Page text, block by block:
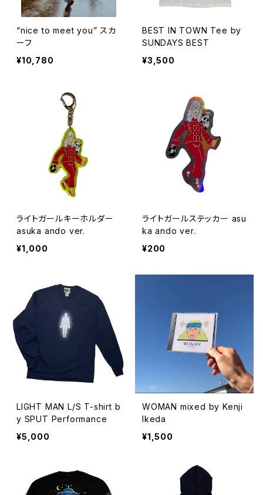
“nice to meet you” スカ
ーフ
¥10,780
BEST IN TOWN Tee by
SUNDAYS BEST
¥3,500
ライトガールキーホルダー
asuka ando ver.
¥1,000
ライトガールステッカー asu
ka ando ver.
¥200
LIGHT MAN L/S T-shirt b
y SPUT Performance
¥5,000
WOMAN mixed by Kenji
Ikeda
¥1,500